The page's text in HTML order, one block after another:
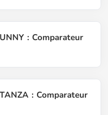
: Comparateur
: Comparateur